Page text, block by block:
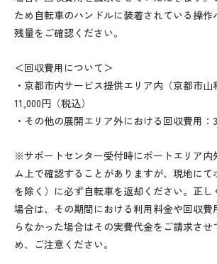
ため自転車のハンドルに装着されている操作
残量をご確認ください。
＜回収費用について＞
・京都市内サービス提供エリア内（京都市山
11,000円（税込）
・その他の展開エリア外における回収費用：
※サポートセンター受付時にポートエリア内
ム上で確認することがありますが、現地に
を除く）に必ず自転車を返却ください。正し
場合は、その期間における利用料金や回収
らなかった場合はその実費代金をご請求させ
め、ご注意ください。